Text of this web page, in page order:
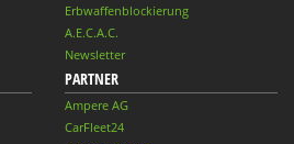
Erbwaffenblockierung
A.E.C.A.C.
Newsletter
PARTNER
Ampere AG
CarFleet24